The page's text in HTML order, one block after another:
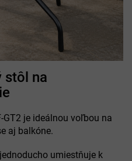
stôl na
GT2 je ideálnou voľbou na
aj balkóne.
umiestňuje k